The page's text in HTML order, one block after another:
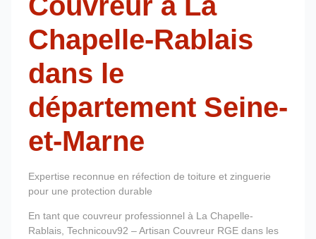
Chapelle-Rablais
dans le
département Seine-
et-Marne
Expertise reconnue en réfection de toiture et zinguerie
pour une protection durable
En tant que couvreur professionnel à La Chapelle-
Rablais, Technicouv92 – Artisan Couvreur RGE dans les